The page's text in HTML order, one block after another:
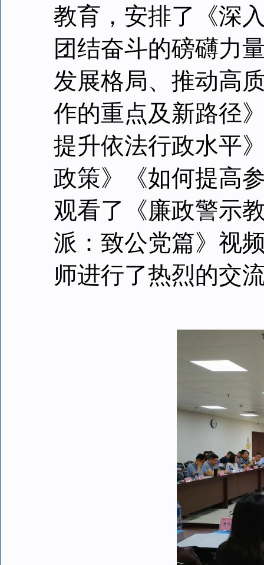
教育，安排了《深
团结奋斗的磅礴力
发展格局、推动高
作的重点及新路径
提升依法行政水平
政策》《如何提高
观看了《廉政警示
派：致公党篇》视
师进行了热烈的交